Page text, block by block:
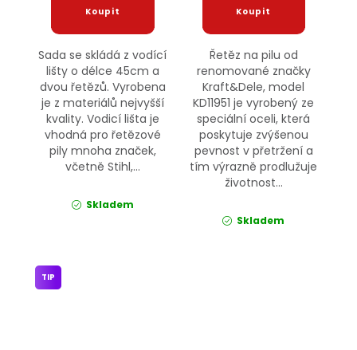
Sada se skládá z vodící
lišty o délce 45cm a
dvou řetězů. Vyrobena
je z materiálů nejvyšší
kvality. Vodicí lišta je
vhodná pro řetězové
pily mnoha značek,
včetně Stihl,...
Skladem
Řetěz na pilu od
renomované značky
Kraft&Dele, model
KD11951 je vyrobený ze
speciální oceli, která
poskytuje zvýšenou
pevnost v přetržení a
tím výrazně prodlužuje
životnost...
Skladem
TIP